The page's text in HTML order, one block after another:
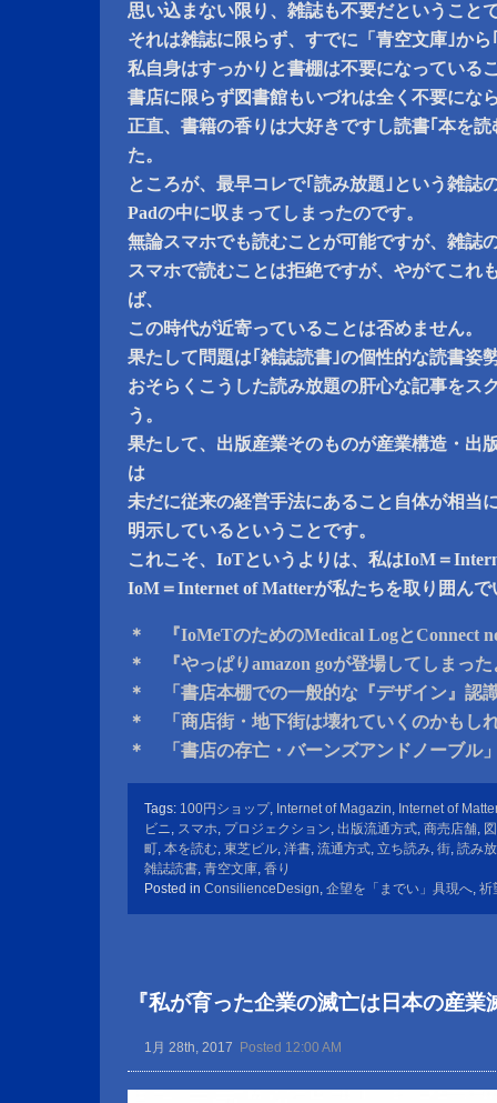
思い込まない限り、雑誌も不要だということ
それは雑誌に限らず、すでに「青空文庫｣か
私自身はすっかりと書棚は不要になっている
書店に限らず図書館もいづれは全く不要にな
正直、書籍の香りは大好きですし読書｢本を
た。
ところが、最早コレで｢読み放題｣という雑誌
Padの中に収まってしまったのです。
無論スマホでも読むことが可能ですが、雑誌
スマホで読むことは拒絶ですが、やがてこれ
ば、
この時代が近寄っていることは否めません。
果たして問題は｢雑誌読書｣の個性的な読書姿
おそらくこうした読み放題の肝心な記事をス
う。
果たして、出版産業そのものが産業構造・出
は
未だに従来の経営手法にあること自体が相当
明示しているということです。
これこそ、IoTというよりは、私はIoM＝
IoM＝Internet of Matterが私たちを取り囲ん
＊ 『IoMeTのためのMedical LogとConnect
＊ 『やっぱりamazon goが登場してしまった
＊ 「書店本棚での一般的な『デザイン』認
＊ 「商店街・地下街は壊れていくのかもし
＊ 「書店の存亡・バーンズアンドノーブル
Tags: 100円ショップ, Internet of Magazin, Internet of Matter
ビニ, スマホ, プロジェクション, 出版流通方式, 商売店舗,
町, 本を読む, 東芝ビル, 洋書, 流通方式, 立ち読み, 街, 読み
雑誌読書, 青空文庫, 香り
Posted in ConsilienceDesign, 企望を「までい」具現へ, 祈
『私が育った企業の滅亡は日本の産
1月 28th, 2017 Posted 12:00 AM